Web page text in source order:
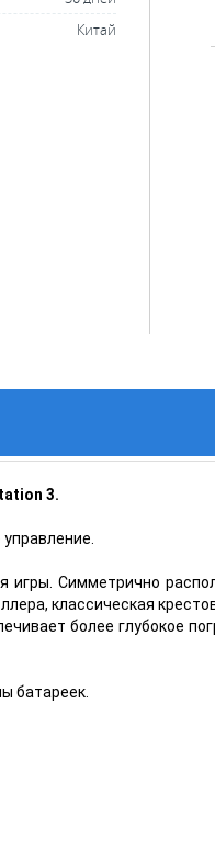
Китай
3.
игры. Симметрично
классическая
более глубокое
батареек.